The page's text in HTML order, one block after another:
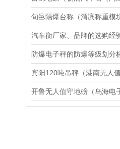
汽车衡厂家、品牌的选购经
防爆电子秤的防爆等级划分